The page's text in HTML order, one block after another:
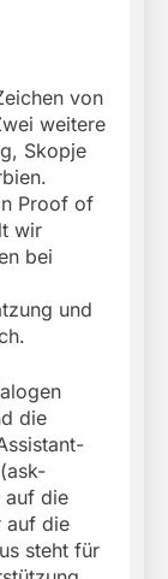
von
weitere
Skopje
Proof of
wir
bei
und
die
auf die
auf die
steht für